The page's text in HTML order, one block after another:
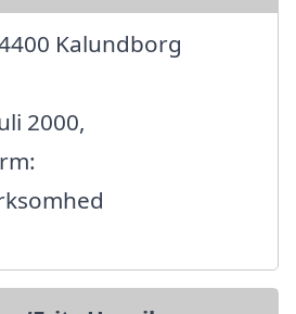
Kalundborg
2000,